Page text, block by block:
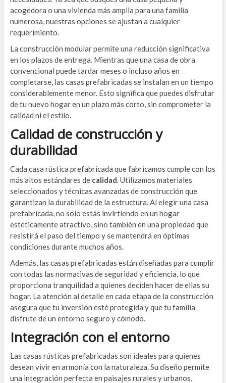
acogedora o una vivienda más amplia para una familia
numerosa, nuestras opciones se ajustan a cualquier
requerimiento.
La construcción modular permite una reducción significativa
en los plazos de entrega. Mientras que una casa de obra
convencional puede tardar meses o incluso años en
completarse, las casas prefabricadas se instalan en un tiempo
considerablemente menor. Esto significa que puedes disfrutar
de tu nuevo hogar en un plazo más corto, sin comprometer la
calidad ni el estilo.
Calidad de construcción y
durabilidad
Cada casa rústica prefabricada que fabricamos cumple con los
más altos estándares de calidad. Utilizamos materiales
seleccionados y técnicas avanzadas de construcción que
garantizan la durabilidad de la estructura. Al elegir una casa
prefabricada, no solo estás invirtiendo en un hogar
estéticamente atractivo, sino también en una propiedad que
resistirá el paso del tiempo y se mantendrá en óptimas
condiciones durante muchos años.
Además, las casas prefabricadas están diseñadas para cumplir
con todas las normativas de seguridad y eficiencia, lo que
proporciona tranquilidad a quienes deciden hacer de ellas su
hogar. La atención al detalle en cada etapa de la construcción
asegura que tu inversión esté protegida y que tu familia
disfrute de un entorno seguro y cómodo.
Integración con el entorno
Las casas rústicas prefabricadas son ideales para quienes
desean vivir en armonía con la naturaleza. Su diseño permite
una integración perfecta en paisajes rurales y urbanos,